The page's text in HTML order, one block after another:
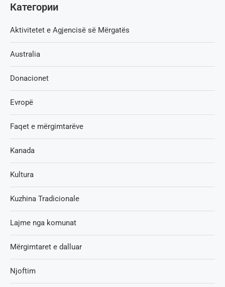
Категории
Aktivitetet e Agjencisë së Мërgatës
Australia
Donacionet
Evropë
Faqet e mërgimtarëve
Kanada
Kultura
Kuzhina Tradicionale
Lajme nga komunat
Mërgimtaret e dalluar
Njoftim